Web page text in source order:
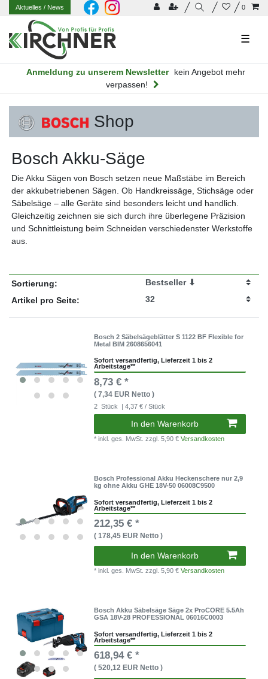
0
Aktuelles/ News
☰
Anmeldung zu unserem Newsletter
kein Angebot mehr
verpassen!
Shop
Bosch Akku-Säge
Die Akku Sägen von Bosch setzen neue Maßstäbe im Bereich
der akkubetriebenen Sägen. Ob Handkreissäge, Stichsäge oder
Säbelsäge – alle Geräte sind besonders leicht und handlich.
Gleichzeitig zeichnen sie sich durch ihre überlegene Präzision
und Schnittleistung beim Schneiden verschiedenster Werkstoffe
aus.
Sortierung:
Artikel pro Seite:
Bosch 2 Säbelsägeblätter S 1122 BF Flexible for
Metal BIM 2608656041
Sofort versandfertig, Lieferzeit 1 bis 2
Arbeitstage**
8,73 € *
( 7,34 EUR Netto )
2 Stück | 4,37 € / Stück
In den Warenkorb
* inkl. ges. MwSt.zzgl. 5,90 €Versandkosten
Bosch Professional Akku Heckenschere nur 2,9
kg ohne Akku GHE 18V-50 06008C9500
Sofort versandfertig, Lieferzeit 1 bis 2
Arbeitstage**
212,35 € *
( 178,45 EUR Netto )
In den Warenkorb
* inkl. ges. MwSt.zzgl. 5,90 €Versandkosten
Bosch Akku Säbelsäge Säge 2x ProCORE 5.5Ah
GSA 18V-28 PROFESSIONAL 06016C0003
Sofort versandfertig, Lieferzeit 1 bis 2
Arbeitstage**
618,94 € *
( 520,12 EUR Netto )